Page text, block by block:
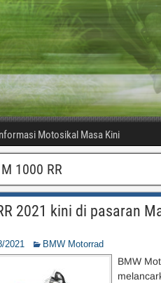
Motosikal Masa Kini
1000 RR
2021 kini di pasaran
2021 BMW Motorrad
BMW